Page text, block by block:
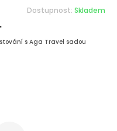
Dostupnost: Skladem
s Aga Travel sadou